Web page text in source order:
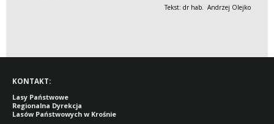
Tekst: dr hab. Andrzej Olejko
KONTAKT:
Lasy Państwowe
Regionalna Dyrekcja
Lasów Państwowych w Krośnie